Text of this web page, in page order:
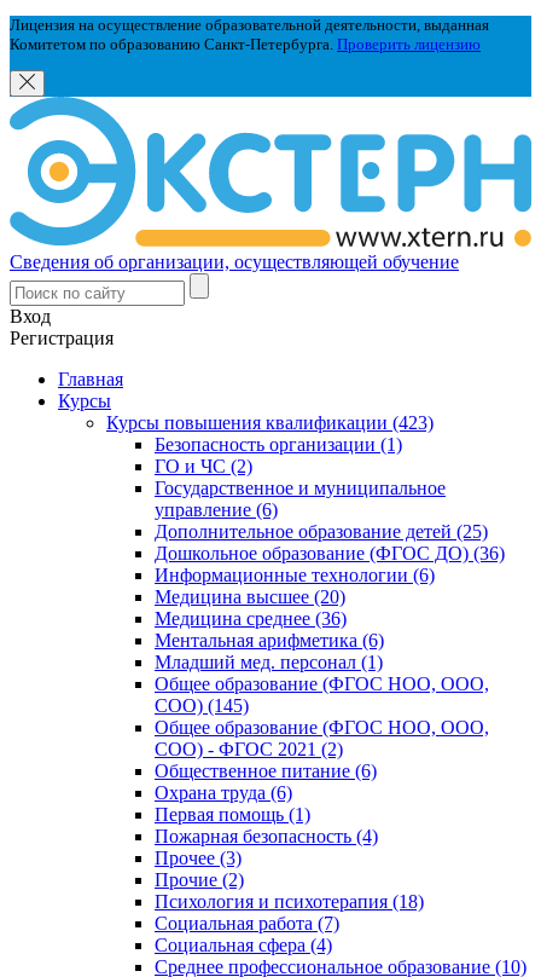
Лицензия на осуществление образовательной деятельности, выданная
Комитетом по образованию Санкт-Петербурга. Проверить лицензию
Сведения об организации, осуществляющей обучение
Вход
Регистрация
Главная
Курсы
Курсы повышения квалификации (423)
Безопасность организации (1)
ГО и ЧС (2)
Государственное и муниципальное
управление (6)
Дополнительное образование детей (25)
Дошкольное образование (ФГОС ДО) (36)
Информационные технологии (6)
Медицина высшее (20)
Медицина среднее (36)
Ментальная арифметика (6)
Младший мед. персонал (1)
Общее образование (ФГОС НОО, ООО,
СОО) (145)
Общее образование (ФГОС НОО, ООО,
СОО) - ФГОС 2021 (2)
Общественное питание (6)
Охрана труда (6)
Первая помощь (1)
Пожарная безопасность (4)
Прочее (3)
Прочие (2)
Психология и психотерапия (18)
Социальная работа (7)
Социальная сфера (4)
Среднее профессиональное образование (10)